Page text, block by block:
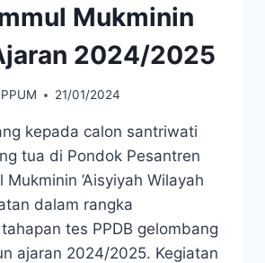
Mukminin
2024/2025
21/01/2024
kepada calon santriwati
tua di Pondok Pesantren
Mukminin ’Aisyiyah Wilayah
dalam rangka
tes PPDB gelombang
ajaran 2024/2025. Kegiatan